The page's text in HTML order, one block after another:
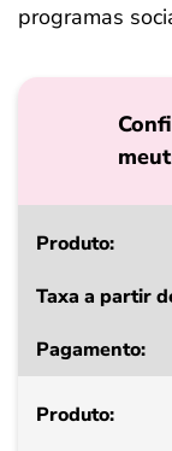
programas
Produto
a
de